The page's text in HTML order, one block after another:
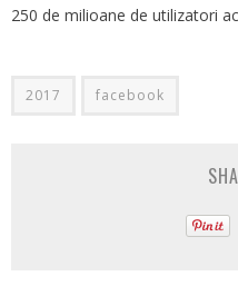
250 de milioane de utilizatori
2017 facebook